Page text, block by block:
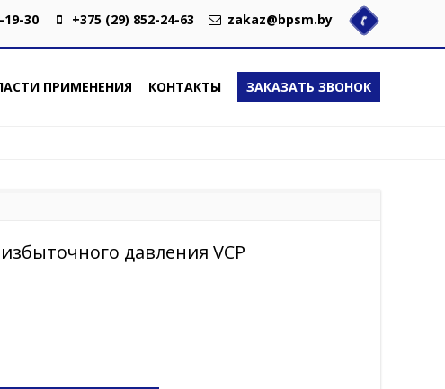
19-30 +375 (29) 852-24-63 zakaz@bpsm.by
ПРИМЕНЕНИЯ КОНТАКТЫ ЗАКАЗАТЬ ЗВОНОК
давления VCP